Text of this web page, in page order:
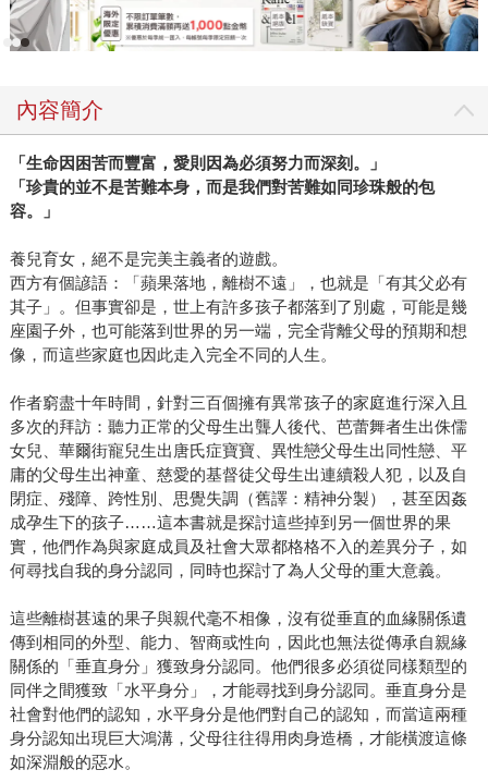
內容簡介
「生命因困苦而豐富，愛則因為必須努力而深刻。」
「珍貴的並不是苦難本身，而是我們對苦難如同珍珠般的包
容。」
養兒育女，絕不是完美主義者的遊戲。
西方有個諺語：「蘋果落地，離樹不遠」，也就是「有其父必有
其子」。但事實卻是，世上有許多孩子都落到了別處，可能是幾
座園子外，也可能落到世界的另一端，完全背離父母的預期和想
像，而這些家庭也因此走入完全不同的人生。
作者窮盡十年時間，針對三百個擁有異常孩子的家庭進行深入且
多次的拜訪：聽力正常的父母生出聾人後代、芭蕾舞者生出侏儒
女兒、華爾街寵兒生出唐氏症寶寶、異性戀父母生出同性戀、平
庸的父母生出神童、慈愛的基督徒父母生出連續殺人犯，以及自
閉症、殘障、跨性別、思覺失調（舊譯：精神分製），甚至因姦
成孕生下的孩子……這本書就是探討這些掉到另一個世界的果
實，他們作為與家庭成員及社會大眾都格格不入的差異分子，如
何尋找自我的身分認同，同時也探討了為人父母的重大意義。
這些離樹甚遠的果子與親代毫不相像，沒有從垂直的血緣關係遺
傳到相同的外型、能力、智商或性向，因此也無法從傳承自親緣
關係的「垂直身分」獲致身分認同。他們很多必須從同樣類型的
同伴之間獲致「水平身分」，才能尋找到身分認同。垂直身分是
社會對他們的認知，水平身分是他們對自己的認知，而當這兩種
身分認知出現巨大鴻溝，父母往往得用肉身造橋，才能橫渡這條
如深淵般的惡水。